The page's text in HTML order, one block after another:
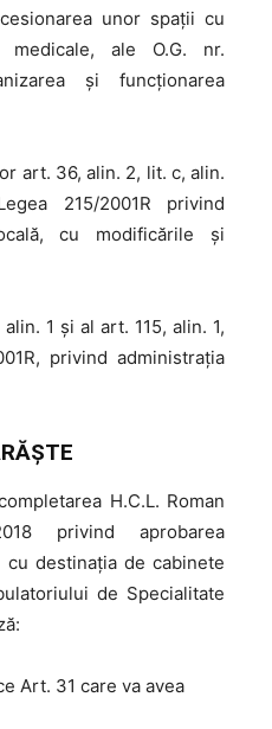
unor spaţii cu
medicale, ale O.G. nr.
şi funcţionarea
art. 36, alin. 2, lit. c, alin.
215/2001R privind
cu modificările şi
1 şi al art. 115, alin. 1,
privind administraţia
H.C.L. Roman
privind aprobarea
destinaţia de cabinete
de Specialitate
Art. 31 care va avea